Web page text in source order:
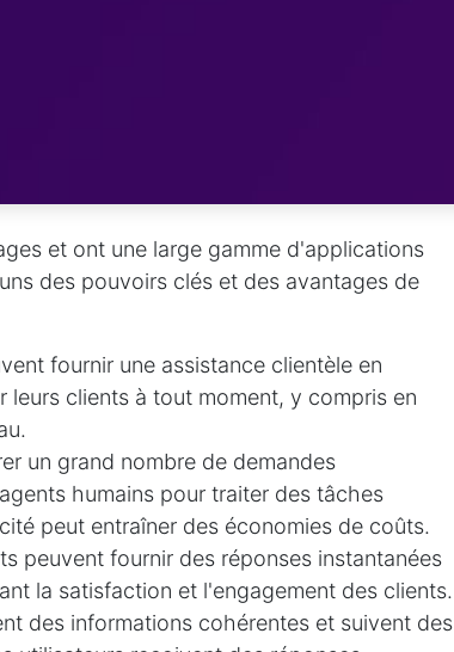
et ont une large gamme d'applications
des pouvoirs clés et des avantages de
fournir une assistance clientèle en
leurs clients à tout moment, y compris en
un grand nombre de demandes
humains pour traiter des tâches
peut entraîner des économies de coûts.
peuvent fournir des réponses instantanées
la satisfaction et l'engagement des clients.
des informations cohérentes et suivent des